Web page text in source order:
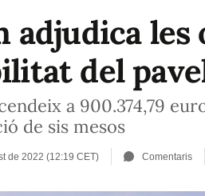
adjudica
del
a 900.374,79
de sis mesos
de 2022 (12:19 CET) Comentaris